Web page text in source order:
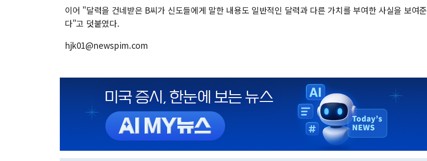
이어 "달력을 건네받은 B씨가 신도들에게 말한 내용도 일반적인 달력과 다른 가치를 부여한 사실을 보여준
다"고 덧붙였다.
hjk01@newspim.com